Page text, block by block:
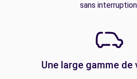
sans
Une large gamme de